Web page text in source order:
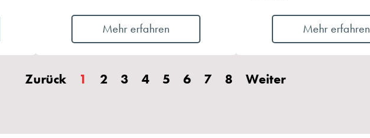
Mehr erfahren Mehr erfahren
Zurück 1 2 3 4 5 6 7 8 Weiter